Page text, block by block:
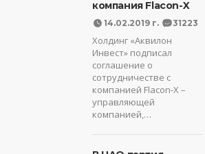
компания Flacon-X
14.02.2019 г. 31223
Холдинг «Аквилон
Инвест» подписал
соглашение о
сотрудничестве с
компанией Flacon-X –
управляющей
компанией,…